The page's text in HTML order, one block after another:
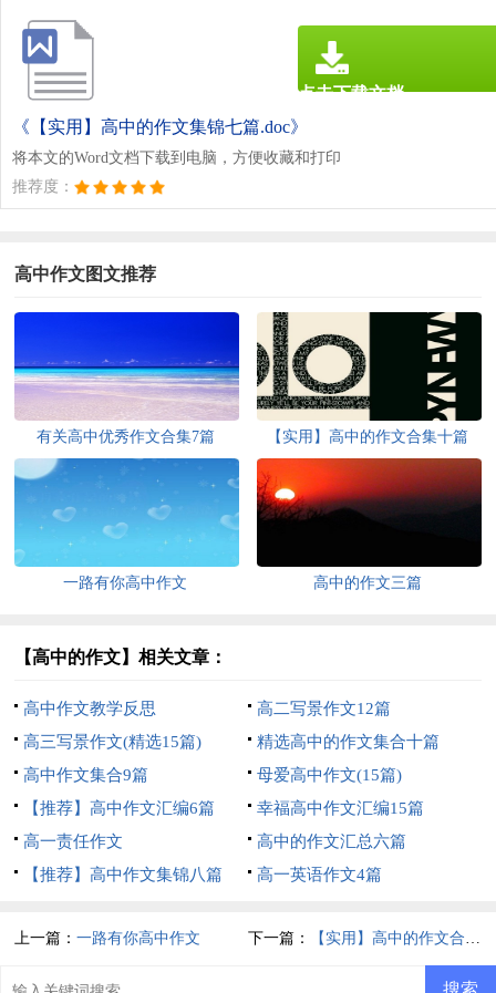
《【实用】高中的作文集锦七篇.doc》
将本文的Word文档下载到电脑，方便收藏和打印
推荐度：
点击下载文档
高中作文图文推荐
有关高中优秀作文合集7篇 【实用】高中的作文合集十篇
一路有你高中作文 高中的作文三篇
【高中的作文】相关文章：
高中作文教学反思
高二写景作文12篇
高三写景作文(精选15篇)
精选高中的作文集合十篇
高中作文集合9篇
母爱高中作文(15篇)
【推荐】高中作文汇编6篇
幸福高中作文汇编15篇
高一责任作文
高中的作文汇总六篇
【推荐】高中作文集锦八篇
高一英语作文4篇
上一篇：一路有你高中作文 下一篇： 【实用】高中的作文合集十篇